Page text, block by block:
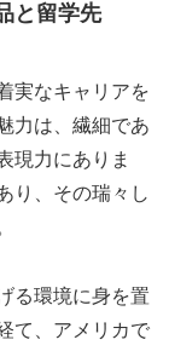
と留学先
実なキャリアを
力は、繊細であ
現力にありま
り、その瑞々し
る環境に身を置
て、アメリカで